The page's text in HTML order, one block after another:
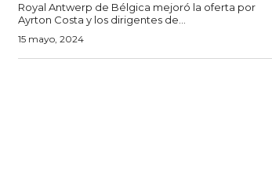
Royal Antwerp de Bélgica mejoró la oferta por
Ayrton Costa y los dirigentes de...
15 mayo, 2024